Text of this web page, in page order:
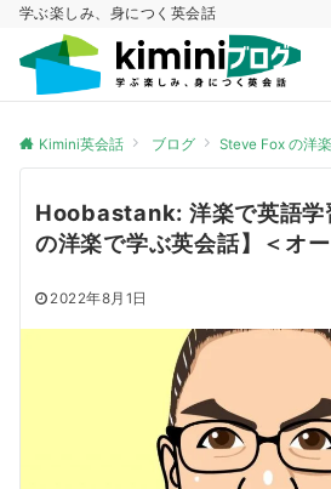
学ぶ楽しみ、身につく英会話
Kimini英会話 ブログ Steve Fox の洋楽
Hoobastank: 洋楽で英語
の洋楽で学ぶ英会話】＜オ
2022年8月1日